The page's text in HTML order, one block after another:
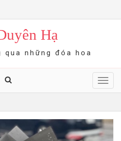
Hạ
qua những đóa hoa